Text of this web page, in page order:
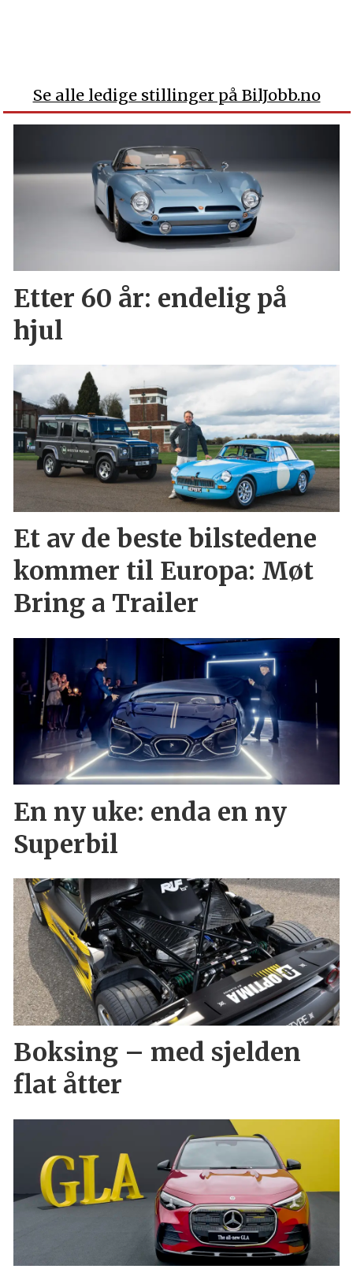
Se alle ledige stillinger på BilJobb.no
Etter 60 år: endelig på
hjul
Et av de beste bilstedene
kommer til Europa: Møt
Bring a Trailer
En ny uke: enda en ny
Superbil
Boksing – med sjelden
flat åtter